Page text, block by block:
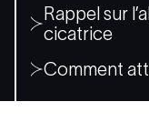
Rappel sur
cicatrice
Comment